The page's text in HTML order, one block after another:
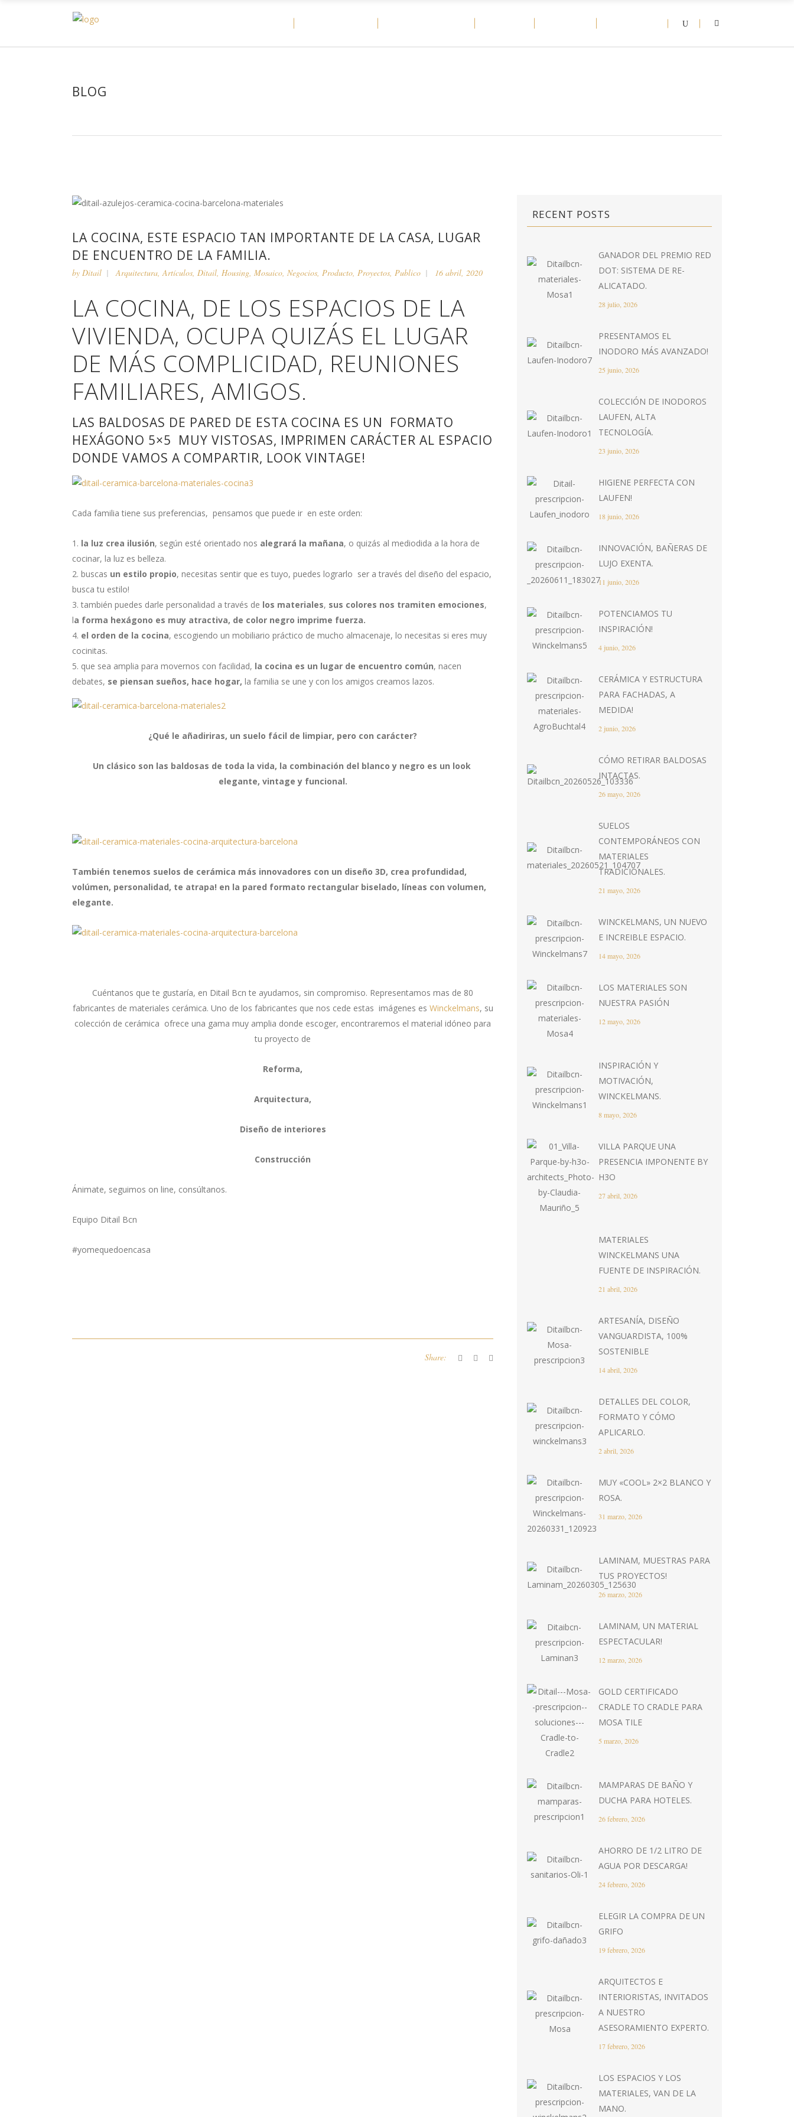
BLOG
LA COCINA, ESTE ESPACIO TAN IMPORTANTE DE LA CASA, LUGAR
DE ENCUENTRO DE LA FAMILIA.
by Ditail Arquitectura,Artículos, Ditail, Housing, Mosaico, Negocios, Producto, Proyectos, Publico 16 abril, 2020
LA COCINA, DE LOS ESPACIOS DE LA
VIVIENDA, OCUPA QUIZÁS EL LUGAR
DE MÁS COMPLICIDAD, REUNIONES
FAMILIARES, AMIGOS.
LAS BALDOSAS DE PARED DE ESTA COCINA ES UN FORMATO
HEXÁGONO 5×5 MUY VISTOSAS, IMPRIMEN CARÁCTER AL ESPACIO
DONDE VAMOS A COMPARTIR, LOOK VINTAGE!
Cada familia tiene sus preferencias, pensamos que puede ir en este orden:
la luz crea ilusión, según esté orientado nos alegrará la mañana, o quizás al mediodida a la hora de
cocinar, la luz es belleza.
buscas un estilo propio, necesitas sentir que es tuyo, puedes lograrlo ser a través del diseño del espacio,
busca tu estilo!
también puedes darle personalidad a través de los materiales, sus colores nos tramiten emociones,
la forma hexágono es muy atractiva, de color negro imprime fuerza.
el orden de la cocina, escogiendo un mobiliario práctico de mucho almacenaje, lo necesitas si eres muy
cocinitas.
que sea amplia para movernos con facilidad, la cocina es un lugar de encuentro común, nacen
debates, se piensan sueños, hace hogar, la familia se une y con los amigos creamos lazos.
¿Qué le añadiriras, un suelo fácil de limpiar, pero con carácter?
Un clásico son las baldosas de toda la vida, la combinación del blanco y negro es un look
elegante, vintage y funcional.
También tenemos suelos de cerámica más innovadores con un diseño 3D, crea profundidad,
volúmen, personalidad, te atrapa! en la pared formato rectangular biselado, líneas con volumen,
elegante.
Cuéntanos que te gustaría, en Ditail Bcn te ayudamos, sin compromiso. Representamos mas de 80
fabricantes de materiales cerámica. Uno de los fabricantes que nos cede estas imágenes es Winckelmans, su
colección de cerámica ofrece una gama muy amplia donde escoger, encontraremos el material idóneo para
tu proyecto de
Reforma,
Arquitectura,
Diseño de interiores
Construcción
Ánimate, seguimos on line, consúltanos.
Equipo Ditail Bcn
#yomequedoencasa
Share:
RECENT POSTS
GANADOR DEL PREMIO RED
DOT: SISTEMA DE RE-
ALICATADO.
28 julio, 2026
PRESENTAMOS EL
INODORO MÁS AVANZADO!
25 junio, 2026
COLECCIÓN DE INODOROS
LAUFEN, ALTA
TECNOLOGÍA.
23 junio, 2026
HIGIENE PERFECTA CON
LAUFEN!
18 junio, 2026
INNOVACIÓN, BAÑERAS DE
LUJO EXENTA.
11 junio, 2026
POTENCIAMOS TU
INSPIRACIÓN!
4 junio, 2026
CERÁMICA Y ESTRUCTURA
PARA FACHADAS, A
MEDIDA!
2 junio, 2026
CÓMO RETIRAR BALDOSAS
INTACTAS.
26 mayo, 2026
SUELOS
CONTEMPORÁNEOS CON
MATERIALES
TRADICIONALES.
21 mayo, 2026
WINCKELMANS, UN NUEVO
E INCREIBLE ESPACIO.
14 mayo, 2026
LOS MATERIALES SON
NUESTRA PASIÓN
12 mayo, 2026
INSPIRACIÓN Y
MOTIVACIÓN,
WINCKELMANS.
8 mayo, 2026
VILLA PARQUE UNA
PRESENCIA IMPONENTE BY
H3O
27 abril, 2026
MATERIALES
WINCKELMANS UNA
FUENTE DE INSPIRACIÓN.
21 abril, 2026
ARTESANÍA, DISEÑO
VANGUARDISTA, 100%
SOSTENIBLE
14 abril, 2026
DETALLES DEL COLOR,
FORMATO Y CÓMO
APLICARLO.
2 abril, 2026
MUY «COOL» 2×2 BLANCO Y
ROSA.
31 marzo, 2026
LAMINAM, MUESTRAS PARA
TUS PROYECTOS!
26 marzo, 2026
LAMINAM, UN MATERIAL
ESPECTACULAR!
12 marzo, 2026
GOLD CERTIFICADO
CRADLE TO CRADLE PARA
MOSA TILE
5 marzo, 2026
MAMPARAS DE BAÑO Y
DUCHA PARA HOTELES.
26 febrero, 2026
AHORRO DE 1/2 LITRO DE
AGUA POR DESCARGA!
24 febrero, 2026
ELEGIR LA COMPRA DE UN
GRIFO
19 febrero, 2026
ARQUITECTOS E
INTERIORISTAS, INVITADOS
A NUESTRO
ASESORAMIENTO EXPERTO.
17 febrero, 2026
LOS ESPACIOS Y LOS
MATERIALES, VAN DE LA
MANO.